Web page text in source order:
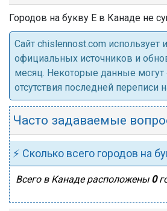
Городов на букву Е в Канаде не
Cайт chislennost.com
официальных источников и
месяц. Некоторые данные могут
отсутствия последней переписи
Часто задаваемые
⚡ Сколько всего городов на
Всего в Канаде расположены 0